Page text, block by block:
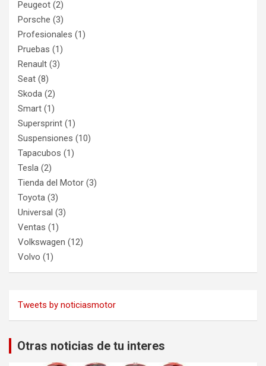
Peugeot (2)
Porsche (3)
Profesionales (1)
Pruebas (1)
Renault (3)
Seat (8)
Skoda (2)
Smart (1)
Supersprint (1)
Suspensiones (10)
Tapacubos (1)
Tesla (2)
Tienda del Motor (3)
Toyota (3)
Universal (3)
Ventas (1)
Volkswagen (12)
Volvo (1)
Tweets by noticiasmotor
Otras noticias de tu interes